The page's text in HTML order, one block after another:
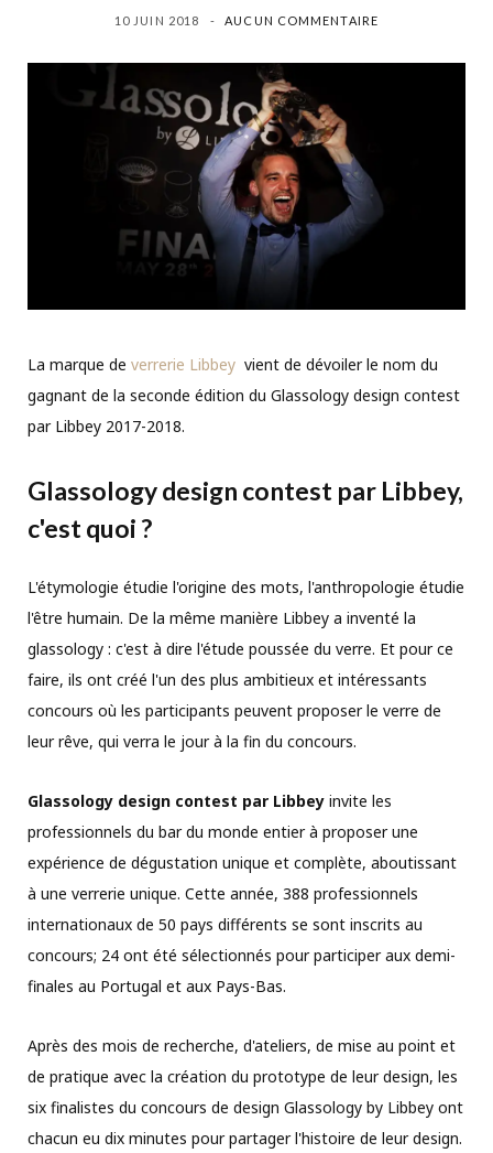
10 JUIN 2018 AUCUN COMMENTAIRE
La marque de verrerie Libbey vient de dévoiler le nom du
gagnant de la seconde édition du Glassology design contest
par Libbey 2017-2018.
Glassology design contest par Libbey,
c'est quoi ?
L'étymologie étudie l'origine des mots, l'anthropologie étudie
l'être humain. De la même manière Libbey a inventé la
glassology : c'est à dire l'étude poussée du verre. Et pour ce
faire, ils ont créé l'un des plus ambitieux et intéressants
concours où les participants peuvent proposer le verre de
leur rêve, qui verra le jour à la fin du concours.
Glassology design contest par Libbey invite les
professionnels du bar du monde entier à proposer une
expérience de dégustation unique et complète, aboutissant
à une verrerie unique. Cette année, 388 professionnels
internationaux de 50 pays différents se sont inscrits au
concours; 24 ont été sélectionnés pour participer aux demi-
finales au Portugal et aux Pays-Bas.
Après des mois de recherche, d'ateliers, de mise au point et
de pratique avec la création du prototype de leur design, les
six finalistes du concours de design Glassology by Libbey ont
chacun eu dix minutes pour partager l'histoire de leur design.